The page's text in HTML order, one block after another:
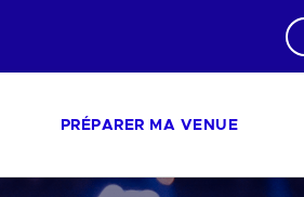
PRÉPARER MA VENUE